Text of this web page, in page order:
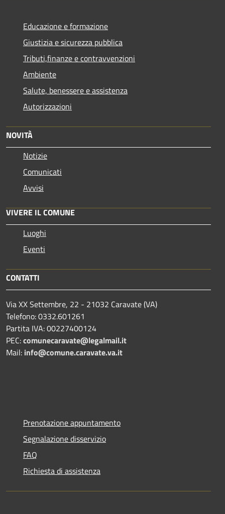
Educazione e formazione
Giustizia e sicurezza pubblica
Tributi,finanze e contravvenzioni
Ambiente
Salute, benessere e assistenza
Autorizzazioni
NOVITÀ
Notizie
Comunicati
Avvisi
VIVERE IL COMUNE
Luoghi
Eventi
CONTATTI
Via XX Settembre, 22 - 21032 Caravate (VA)
Telefono: 0332.601261
Partita IVA: 00227400124
PEC:comunecaravate@legalmail.it
Mail: info@comune.caravate.va.it
Prenotazione appuntamento
Segnalazione disservizio
FAQ
Richiesta di assistenza